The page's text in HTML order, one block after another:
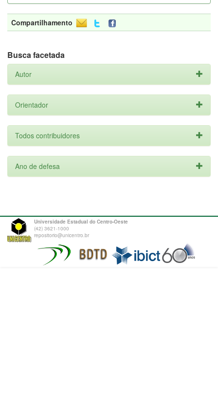
Compartilhamento
Busca facetada
Autor
Orientador
Todos contribuidores
Ano de defesa
Universidade Estadual do Centro-Oeste
(42) 3621-1000
repositorio@unicentro.br